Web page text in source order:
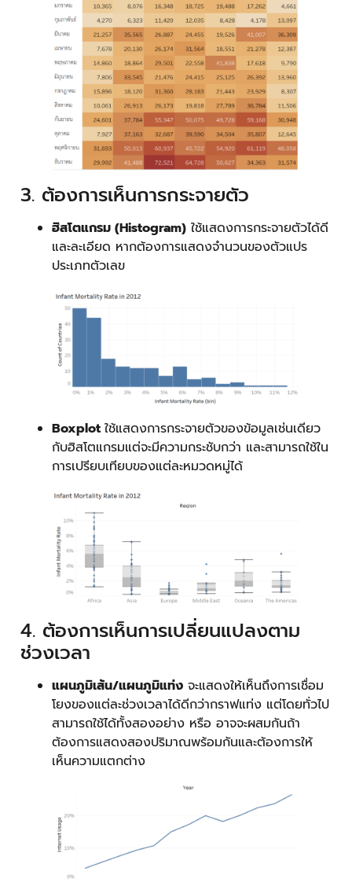
3. ต้องการเห็นการกระจายตัว
ฮิสโตแกรม (Histogram) ใช้แสดงการกระจายตัวได้ดี
และละเอียด หากต้องการแสดงจำนวนของตัวแปร
ประเภทตัวเลข
Boxplot ใช้แสดงการกระจายตัวของข้อมูลเช่นเดียว
กับฮิสโตแกรมแต่จะมีความกระชับกว่า และสามารถใช้ใน
การเปรียบเทียบของแต่ละหมวดหมู่ได้
4. ต้องการเห็นการเปลี่ยนแปลงตาม
ช่วงเวลา
แผนภูมิเส้น/แผนภูมิแท่ง จะแสดงให้เห็นถึงการเชื่อม
โยงของแต่ละช่วงเวลาได้ดีกว่ากราฟแท่ง แต่โดยทั่วไป
สามารถใช้ได้ทั้งสองอย่าง หรือ อาจจะผสมกันถ้า
ต้องการแสดงสองปริมาณพร้อมกันและต้องการให้
เห็นความแตกต่าง